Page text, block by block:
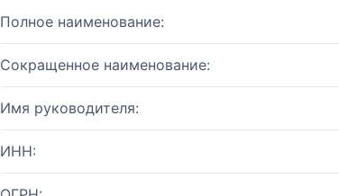
Полное наименование:
Сокращенное наименование:
Имя руководителя:
ИНН: